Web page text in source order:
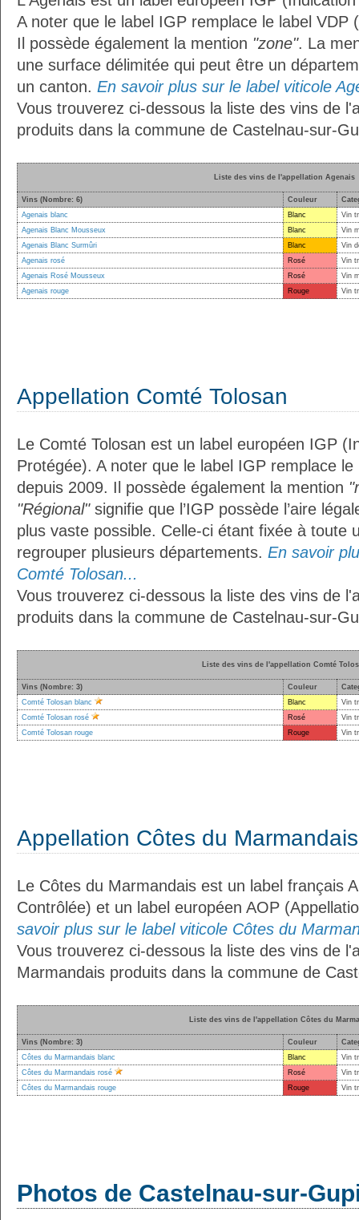
A noter que le label IGP remplace le label VDP
Il possède également la mention "zone". La
une surface délimitée qui peut être un
un canton. En savoir plus sur le label viticole
Vous trouverez ci-dessous la liste des vins de
produits dans la commune de Castelnau-sur-
Liste des vins de l'appellation Agenais
Vins (Nombre: 6) Couleur
Agenais blanc
Blanc
Vin
Agenais Blanc Mousseux
Blanc
Vin
Agenais Blanc Surmûri
Blanc
Vin
Agenais rosé
Rosé
Vin
Agenais Rosé Mousseux
Rosé
Vin
Agenais rouge
Rouge Vin
Appellation Comté Tolosan
Le Comté Tolosan est un label européen IGP
Protégée). A noter que le label IGP remplace
depuis 2009. Il possède également la mention
"Régional"signifie que l’IGP possède l’aire
plus vaste possible. Celle-ci étant fixée à toute
regrouper plusieurs départements. En savoir
Comté Tolosan...
Vous trouverez ci-dessous la liste des vins de
produits dans la commune de Castelnau-sur-
Liste des vins de l'appellation Comté
Vins (Nombre: 3) Couleur
Comté Tolosan blanc
Blanc
Vin
Comté Tolosan rosé
Rosé
Vin
Comté Tolosan rouge
Rouge Vin
Appellation Côtes du Marmandais
Le Côtes du Marmandais est un label français
Contrôlée) et un label européen AOP
savoir plus sur le label viticole Côtes du
Vous trouverez ci-dessous la liste des vins de
Marmandais produits dans la commune de
Liste des vins de l'appellation Côtes du
Vins (Nombre: 3) Couleur
Côtes du Marmandais blanc
Blanc
Vin
Côtes du Marmandais rosé
Rosé
Vin
Côtes du Marmandais rouge
Rouge Vin
Photos de Castelnau-sur-